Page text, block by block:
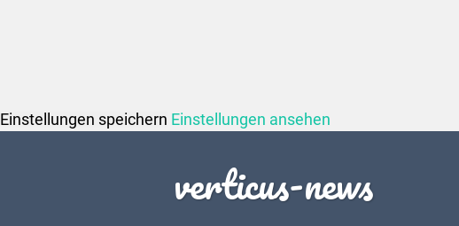
Einstellungen speichern Einstellungen ansehen
verticus-news